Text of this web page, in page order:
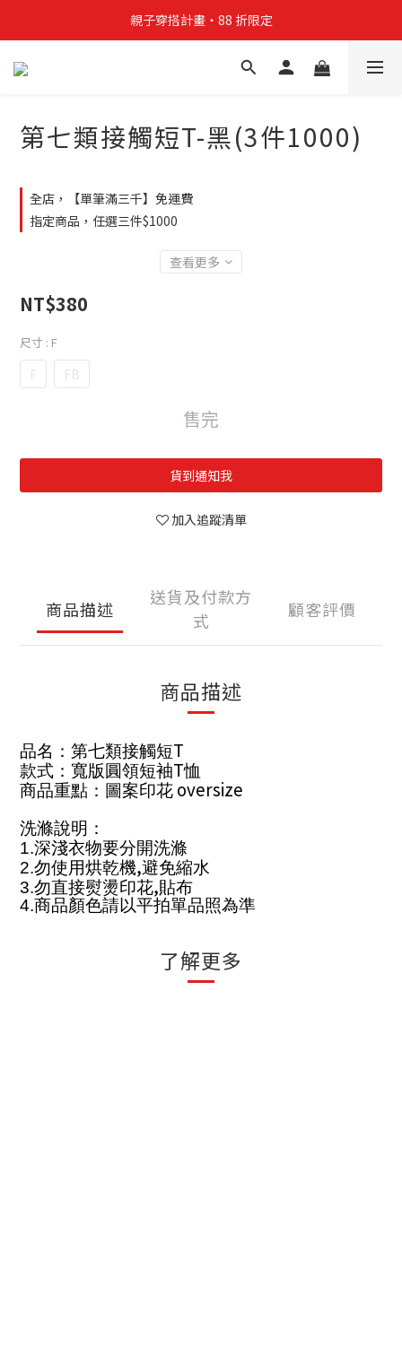
親子穿搭計畫・88 折限定
親子穿搭計畫・88 折限定
貼身補貨計畫  任選 6 件 $888
親子穿搭計畫・88 折限定
第七類接觸短T-黑(3件1000)
全店，【單筆滿三千】免運費
指定商品，任選三件$1000
查看更多
NT$380
尺寸 : F
F FB
售完
貨到通知我
加入追蹤清單
商品描述
送貨及付款方
式
顧客評價
商品描述
品名：第七類接觸短T
款式：寬版圓領短袖T恤
商品重點：圖案印花 oversize
洗滌說明：
1.深淺衣物要分開洗滌
2.勿使用烘乾機,避免縮水
3.勿直接熨燙印花,貼布
4.商品顏色請以平拍單品照為準
了解更多